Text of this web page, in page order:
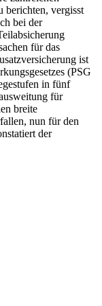
berichten, vergisst
bei der
für das
ist
(PSG
in fünf
für
breite
nun für den
der